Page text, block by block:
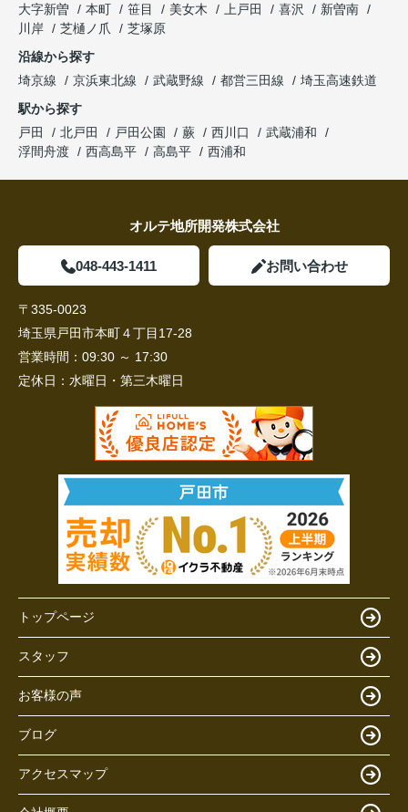
大字新曽
本町 笹目 美女木 上戸田 喜沢
新曽南
川岸
芝樋ノ爪
芝塚原
沿線から探す
埼京線
京浜東北線 武蔵野線 都営三田線
埼玉高速鉄道
駅から探す
戸田
北戸田 戸田公園 蕨 西川口
武蔵浦和
浮間舟渡
西高島平 高島平 西浦和
オルテ地所開発株式会社
048-443-1411 お問い合わせ
〒335-0023
埼玉県戸田市本町４丁目17-28
営業時間： 09:30 ～ 17:30
定休日： 水曜日・第三木曜日
トップページ
スタッフ
お客様の声
ブログ
アクセスマップ